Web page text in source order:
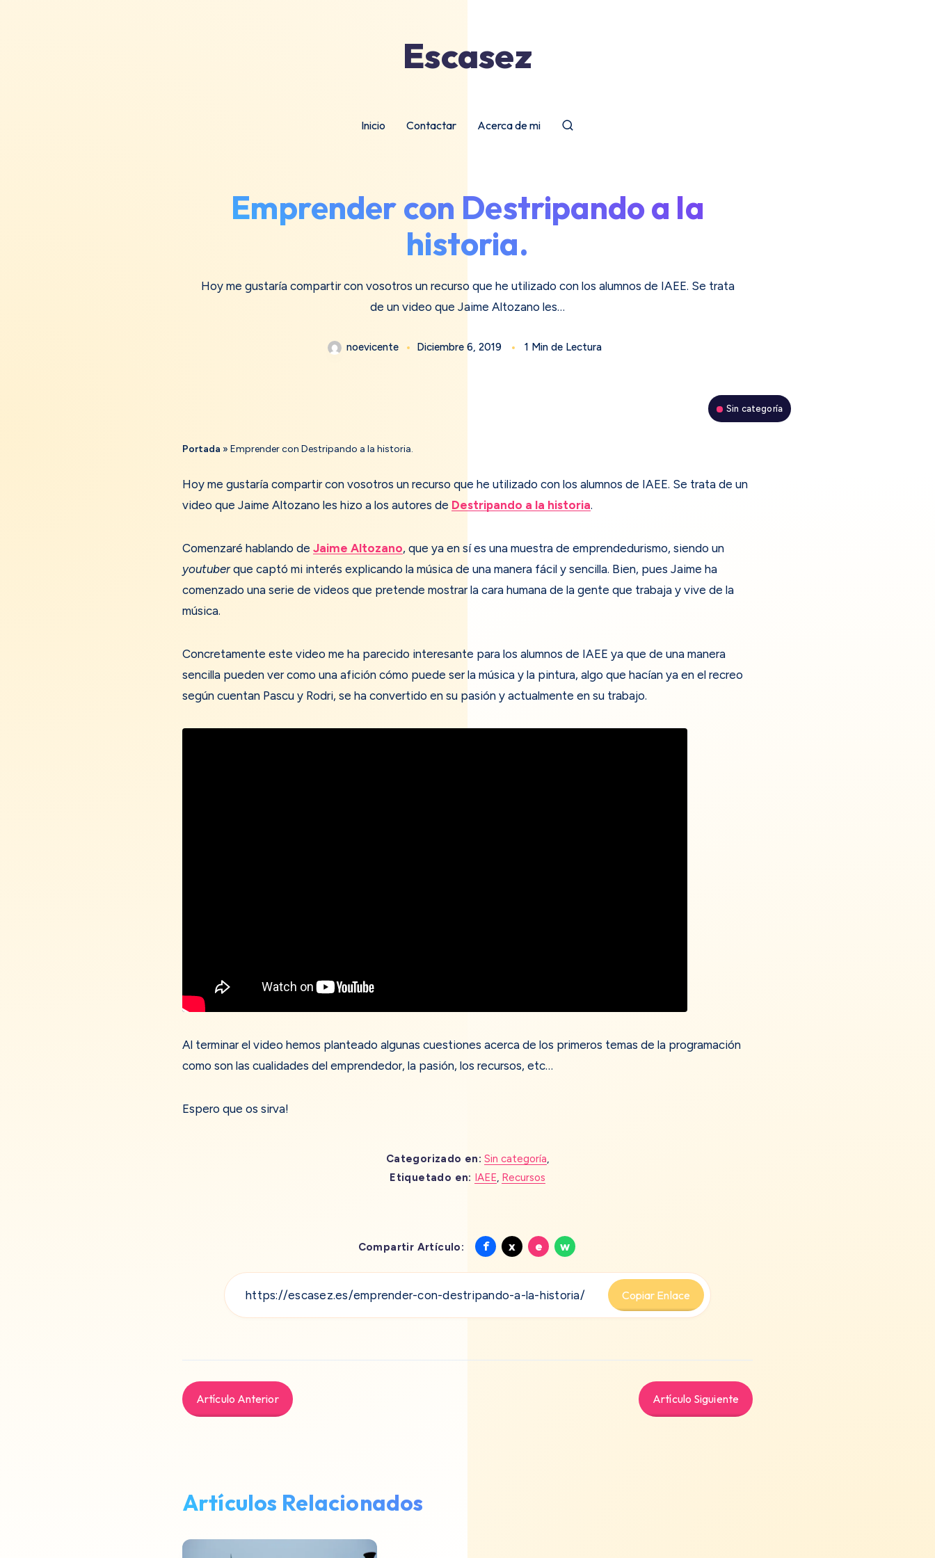
Escasez
Inicio Contactar Acerca de mi
Emprender con Destripando a la
historia.
Hoy me gustaría compartir con vosotros un recurso que he utilizado con los alumnos de IAEE. Se trata
de un video que Jaime Altozano les…
noevicente Diciembre 6, 2019 1 Min de Lectura
Sin categoría
Portada » Emprender con Destripando a la historia.
Hoy me gustaría compartir con vosotros un recurso que he utilizado con los alumnos de IAEE. Se trata de un
video que Jaime Altozano les hizo a los autores de Destripando a la historia.
Comenzaré hablando de Jaime Altozano, que ya en sí es una muestra de emprendedurismo, siendo un
youtuberque captó mi interés explicando la música de una manera fácil y sencilla. Bien, pues Jaime ha
comenzado una serie de videos que pretende mostrar la cara humana de la gente que trabaja y vive de la
música.
Concretamente este video me ha parecido interesante para los alumnos de IAEE ya que de una manera
sencilla pueden ver como una afición cómo puede ser la música y la pintura, algo que hacían ya en el recreo
según cuentan Pascu y Rodri, se ha convertido en su pasión y actualmente en su trabajo.
Al terminar el video hemos planteado algunas cuestiones acerca de los primeros temas de la programación
como son las cualidades del emprendedor, la pasión, los recursos, etc…
Espero que os sirva!
Categorizado en: Sin categoría,
Etiquetado en: IAEE, Recursos
Compartir Artículo: fCompartir
Facebook
xCompartir
eCompartir
Email
wCompartir
WhatsappCopiar Enlace
Artículo Anterior Artículo Siguiente
Artículos Relacionados